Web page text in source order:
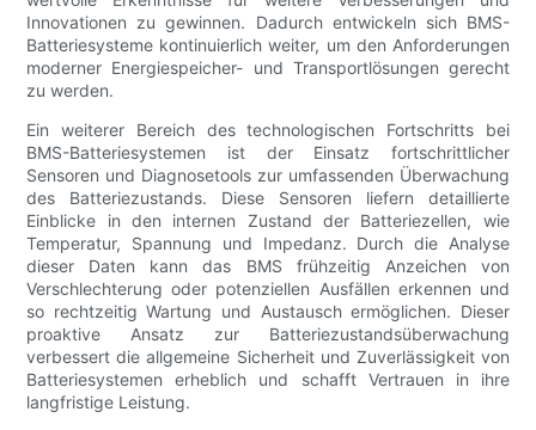
Innovationen zu gewinnen. Dadurch entwickeln sich BMS-
Batteriesysteme kontinuierlich weiter, um den Anforderungen
moderner Energiespeicher- und Transportlösungen gerecht
zu werden.
Ein weiterer Bereich des technologischen Fortschritts bei
BMS-Batteriesystemen ist der Einsatz fortschrittlicher
Sensoren und Diagnosetools zur umfassenden Überwachung
des Batteriezustands. Diese Sensoren liefern detaillierte
Einblicke in den internen Zustand der Batteriezellen, wie
Temperatur, Spannung und Impedanz. Durch die Analyse
dieser Daten kann das BMS frühzeitig Anzeichen von
Verschlechterung oder potenziellen Ausfällen erkennen und
so rechtzeitig Wartung und Austausch ermöglichen. Dieser
proaktive Ansatz zur Batteriezustandsüberwachung
verbessert die allgemeine Sicherheit und Zuverlässigkeit von
Batteriesystemen erheblich und schafft Vertrauen in ihre
langfristige Leistung.